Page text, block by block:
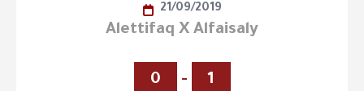
21/09/2019
Alettifaq X Alfaisaly
0 - 1